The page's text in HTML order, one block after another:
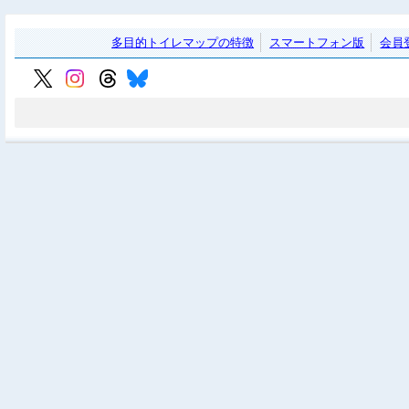
多目的トイレマップの特徴 スマートフォン版 会員